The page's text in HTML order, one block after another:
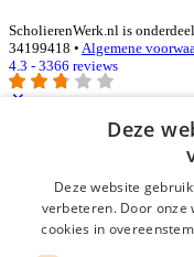
ScholierenWerk.nl is
34199418 • Algemene
4.3 - 3366 reviews
Inloggen als bedrijf
E-mail*
Wachtwoord
Deze
Deze website
verbeteren. Door onze
cookies in